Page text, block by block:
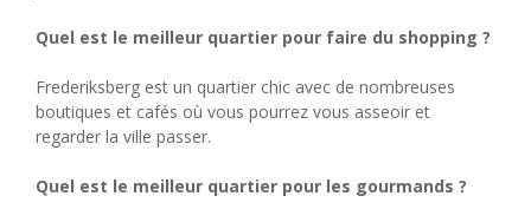
Quel est le meilleur quartier pour faire du shopping ?
Frederiksberg est un quartier chic avec de nombreuses
boutiques et cafés où vous pourrez vous asseoir et
regarder la ville passer.
Quel est le meilleur quartier pour les gourmands ?